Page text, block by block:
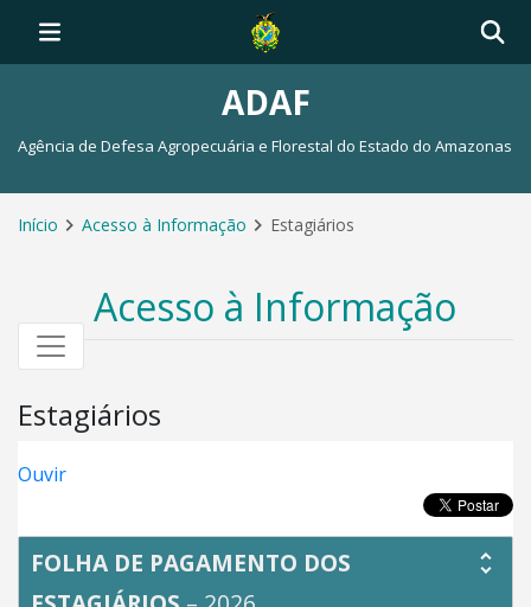
ADAF
Agência de Defesa Agropecuária e Florestal do Estado do Amazonas
Início Acesso à Informação Estagiários
Acesso à Informação
Estagiários
Ouvir
FOLHA DE PAGAMENTO DOS